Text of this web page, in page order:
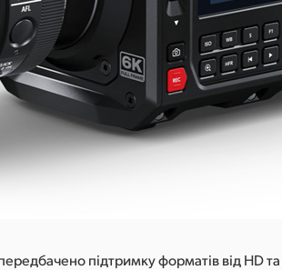
підтримку форматів від HD